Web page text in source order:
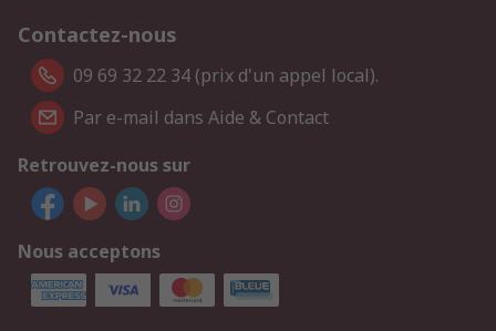
Contactez-nous
09 69 32 22 34 (prix d'un appel local).
Par e-mail dans Aide & Contact
Retrouvez-nous sur
Nous acceptons